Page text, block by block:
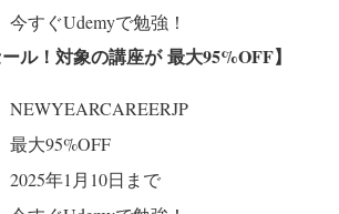
今すぐUdemyで勉強！
ール！対象の講座が最大95%OFF】
NEWYEARCAREERJP
最大95%OFF
2025年1月10日まで